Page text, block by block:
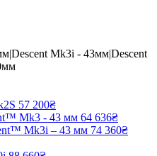
Mk3i - 43мм|Descent
57 200₴
Mk3 - 43 мм 64 636₴
Mk3i – 43 мм 74 360₴